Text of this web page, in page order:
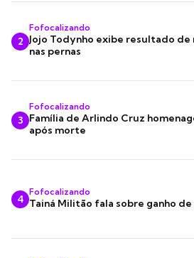
2
Fofocalizando
Jojo Todynho exibe resultado
nas pernas
3
Fofocalizando
Família de Arlindo Cruz
após morte
4
Fofocalizando
Tainá Militão fala sobre ganho de